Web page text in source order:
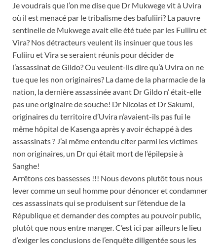
Je voudrais que l’on me dise que Dr Mukwege vit à Uvira
où il est menacé par le tribalisme des bafuliiri? La pauvre
sentinelle de Mukwege avait elle été tuée par les Fuliiru et
Vira? Nos détracteurs veulent ils insinuer que tous les
Fuliiru et Vira se seraient réunis pour décider de
l’assassinat de Gildo? Ou veulent-ils dire qu’à Uvira on ne
tue que les non originaires? La dame de la pharmacie de la
nation, la dernière assassinée avant Dr Gildo n’ était-elle
pas une originaire de souche! Dr Nicolas et Dr Sakumi,
originaires du territoire d’Uvira n’avaient-ils pas fui le
même hôpital de Kasenga après y avoir échappé à des
assassinats ? J’ai même entendu citer parmi les victimes
non originaires, un Dr qui était mort de l’épilepsie à
Sanghe!
Arrêtons ces bassesses !!! Nous devons plutôt tous nous
lever comme un seul homme pour dénoncer et condamner
ces assassinats qui se produisent sur l’étendue de la
République et demander des comptes au pouvoir public,
plutôt que nous entre manger. C’est ici par ailleurs le lieu
d’exiger les conclusions de l’enquête diligentée sous les